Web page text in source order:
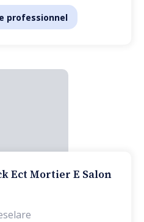
professionnel
Ect Mortier E Salon